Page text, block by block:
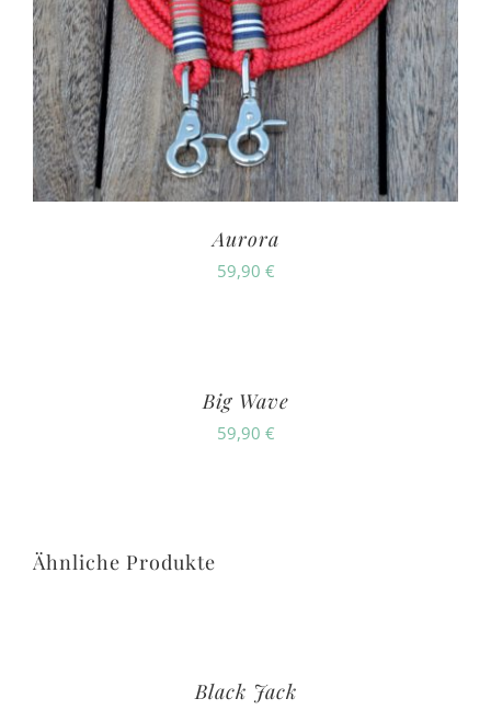
Aurora
59,90 €
Big Wave
59,90 €
Ähnliche Produkte
Black Jack